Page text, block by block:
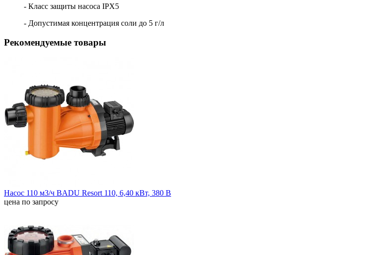
- Класс защиты насоса IPX5
- Допустимая концентрация соли до 5 г/л
Рекомендуемые товары
Насос 110 м3/ч BADU Resort 110, 6,40 кВт, 380 В
цена по запросу